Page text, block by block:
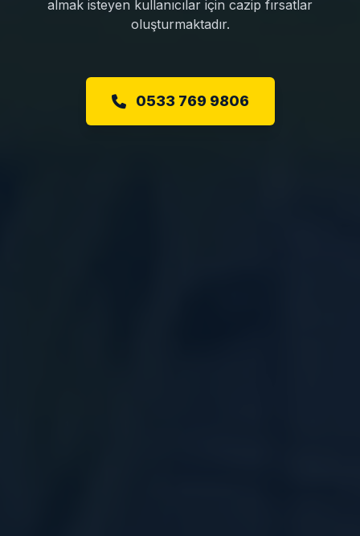
almak isteyen kullanıcılar için cazip fırsatlar
oluşturmaktadır.
0533 769 9806